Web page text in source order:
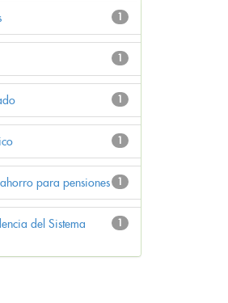
1
1
1
1
1
para pensiones
1
del Sistema